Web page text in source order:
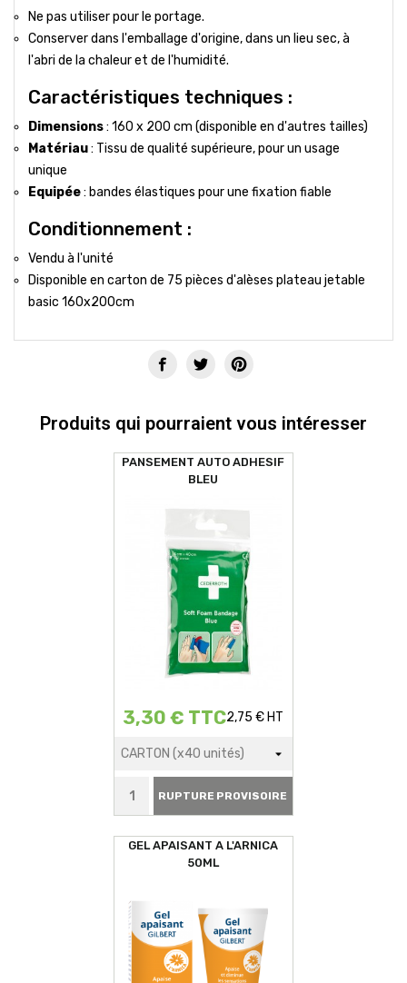
Ne pas utiliser pour le portage.
Conserver dans l'emballage d'origine, dans un lieu sec, à
l'abri de la chaleur et de l'humidité.
Caractéristiques techniques :
Dimensions: 160 x 200 cm (disponible en d'autres tailles)
Matériau: Tissu de qualité supérieure, pour un usage
unique
Equipée: bandes élastiques pour une fixation fiable
Conditionnement :
Vendu à l'unité
Disponible en carton de 75 pièces d'alèses plateau jetable
basic 160x200cm
Produits qui pourraient vous intéresser
PANSEMENT AUTO ADHESIF
BLEU
3,30 € TTC2,75 € HT
RUPTURE PROVISOIRE
GEL APAISANT A L'ARNICA
50ML